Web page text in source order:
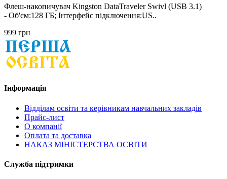
Флеш-накопичувач Kingston DataTraveler Swivl (USB 3.1)
- Об'єм:128 ГБ; Інтерфейс підключення:US..
999 грн
Інформація
Відділам освіти та керівникам навчальних закладів
Прайс-лист
О компанії
Оплата та доставка
НАКАЗ МІНІСТЕРСТВА ОСВІТИ
Служба підтримки